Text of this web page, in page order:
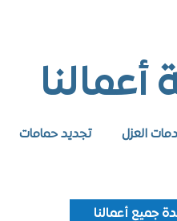
العزل تجديد حمامات
جميع أعمالنا